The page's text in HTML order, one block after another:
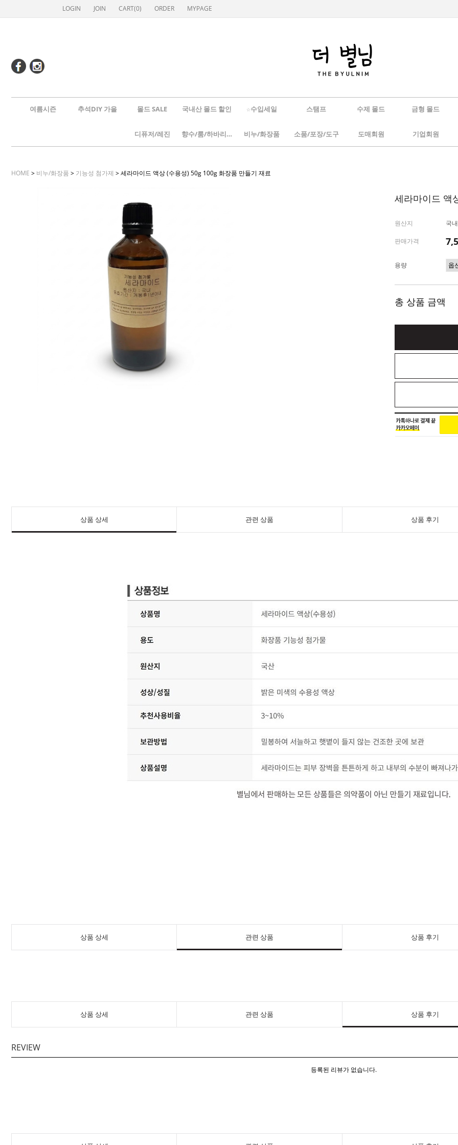
LOGIN JOIN CART(0) ORDER MYPAGE
여름시즌 추석DIY 가을 몰드 SALE 국내산 몰드 할인 ☆수입세일 스탬프 수제 몰드 금형 몰드
디퓨저/레진 향수/룸/하바리움 비누/화장품 소품/포장/도구 도매회원 기업회원
HOME > 비누/화장품 > 기능성 첨가제 > 세라마이드 액상 (수용성) 50g 100g 화장품 만들기 재료
세라마이드 액
원산지 국내
판매가격
용량
총 상품 금액
상품 상세 관련 상품 상품 후기
상품 상세 관련 상품 상품 후기
상품 상세 관련 상품 상품 후기
REVIEW
등록된 리뷰가 없습니다.